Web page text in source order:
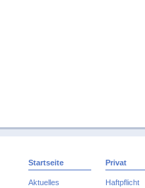
Startseite
Aktuelles
Privat
Haftpflicht